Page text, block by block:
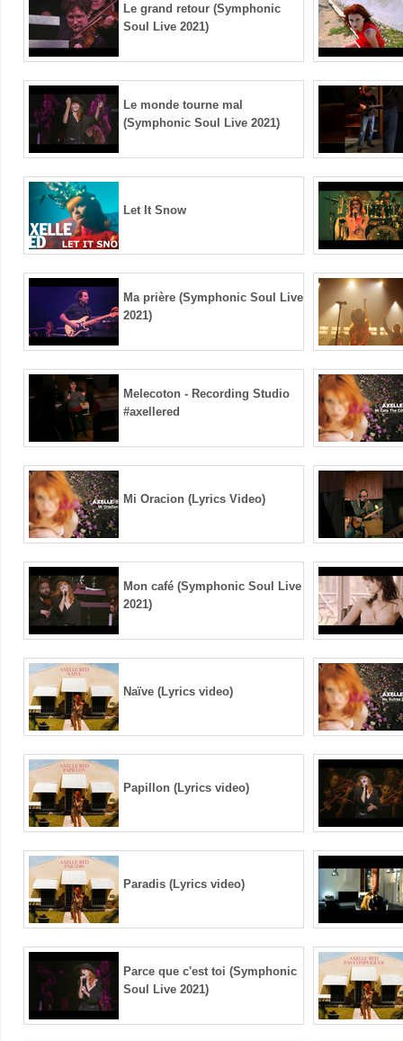
Le grand retour (Symphonic
Soul Live 2021)
Le monde tourne mal
(Symphonic Soul Live 2021)
Let It Snow
Ma prière (Symphonic Soul Live
2021)
Melecoton - Recording Studio
#axellered
Mi Oracion (Lyrics Video)
Mon café (Symphonic Soul Live
2021)
Naïve (Lyrics video)
Papillon (Lyrics video)
Paradis (Lyrics video)
Parce que c'est toi (Symphonic
Soul Live 2021)